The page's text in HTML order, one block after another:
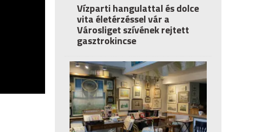
Vízparti hangulattal és dolce
vita életérzéssel vár a
Városliget szívének rejtett
gasztrokincse